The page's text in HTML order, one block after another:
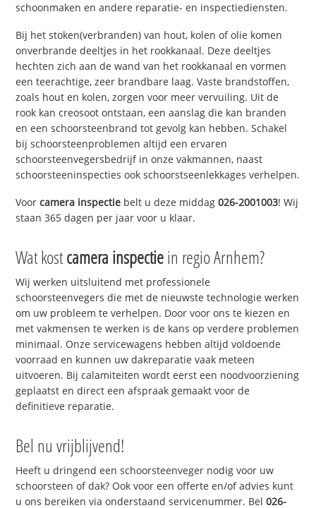
schoonmaken en andere reparatie- en inspectiediensten.
Bij het stoken(verbranden) van hout, kolen of olie komen
onverbrande deeltjes in het rookkanaal. Deze deeltjes
hechten zich aan de wand van het rookkanaal en vormen
een teerachtige, zeer brandbare laag. Vaste brandstoffen,
zoals hout en kolen, zorgen voor meer vervuiling. Uit de
rook kan creosoot ontstaan, een aanslag die kan branden
en een schoorsteenbrand tot gevolg kan hebben. Schakel
bij schoorsteenproblemen altijd een ervaren
schoorsteenvegersbedrijf in onze vakmannen, naast
schoorsteeninspecties ook schoorstseenlekkages verhelpen.
Voorcamera inspectie belt u deze middag026-2001003! Wij
staan 365 dagen per jaar voor u klaar.
Wat kostcamera inspectiein regio Arnhem?
Wij werken uitsluitend met professionele
schoorsteenvegers die met de nieuwste technologie werken
om uw probleem te verhelpen. Door voor ons te kiezen en
met vakmensen te werken is de kans op verdere problemen
minimaal. Onze servicewagens hebben altijd voldoende
voorraad en kunnen uw dakreparatie vaak meteen
uitvoeren. Bij calamiteiten wordt eerst een noodvoorziening
geplaatst en direct een afspraak gemaakt voor de
definitieve reparatie.
Bel nu vrijblijvend!
Heeft u dringend een schoorsteenveger nodig voor uw
schoorsteen of dak? Ook voor een offerte en/of advies kunt
u ons bereiken via onderstaand servicenummer. Bel026-